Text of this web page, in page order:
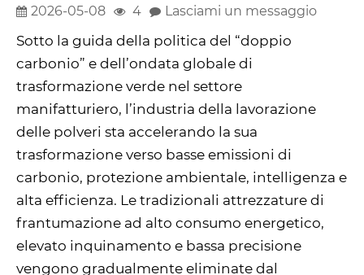
2026-05-08 4 Lasciami un messaggio
Sotto la guida della politica del “doppio
carbonio” e dell’ondata globale di
trasformazione verde nel settore
manifatturiero, l’industria della lavorazione
delle polveri sta accelerando la sua
trasformazione verso basse emissioni di
carbonio, protezione ambientale, intelligenza e
alta efficienza. Le tradizionali attrezzature di
frantumazione ad alto consumo energetico,
elevato inquinamento e bassa precisione
vengono gradualmente eliminate dal